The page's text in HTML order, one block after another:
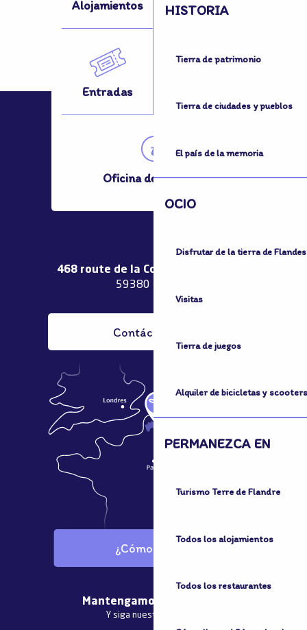
HISTORIA
Tierra de patrimonio
Tierra de ciudades y pueblos
El país de la memoria
OCIO
Disfrutar de la tierra de Flandes
Visitas
Tierra de juegos
Alquiler de bicicletas y scooters
PERMANEZCA EN
Turismo Terre de Flandre
Todos los alojamientos
Todos los restaurantes
Alojamientos Actividades
Entradas
Oficina de Turismo
468 route de la Couronne de Bierne
59380 Bergues
Contáctenos
¿Cómo llegar?
Mantengamos el contacto
Y siga nuestras noticias